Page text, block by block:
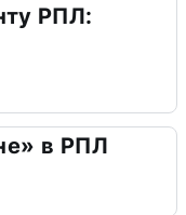
РПЛ:
в РПЛ